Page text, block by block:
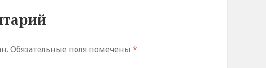
Обязательные поля помечены*